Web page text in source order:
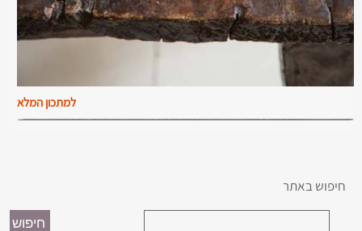
למתכון המלא
חיפוש באתר